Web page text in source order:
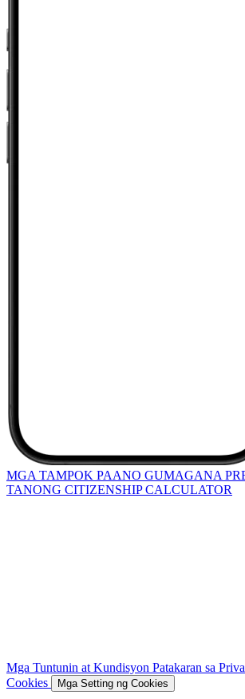
MGA TAMPOK PAANO GUMAGANA
TANONG CITIZENSHIP CALCULATOR
Mga Tuntunin at Kundisyon Patakaran sa
Cookies
Mga Setting ng Cookies